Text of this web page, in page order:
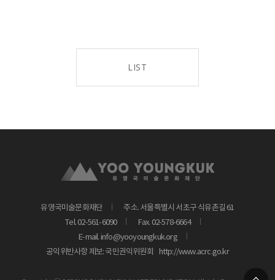
LIST
유영국미술문화재단
주소. 서울특별시 서초구 식유촌길 61
Tel. 02-561-6090
Fax. 02-578-6664
E-mail. info@yooyoungkuk.org
공익위반사항 제보: 국민권익위원회
http://www.acrc.go.kr